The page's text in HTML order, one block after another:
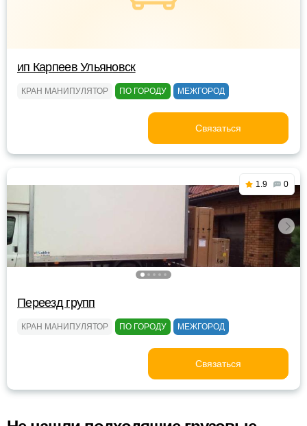
ип Карпеев Ульяновск
КРАН МАНИПУЛЯТОР ПО ГОРОДУ МЕЖГОРОД
Связаться
1.9 0
Переезд групп
КРАН МАНИПУЛЯТОР ПО ГОРОДУ МЕЖГОРОД
Связаться